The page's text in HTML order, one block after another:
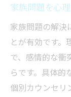
家族問題を心
家族問題の解決
とが有効です。
で、感情的な衝
らです。具体的
個別カウンセリ